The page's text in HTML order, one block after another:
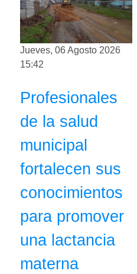
Jueves, 06 Agosto 2026
15:42
Profesionales
de la salud
municipal
fortalecen sus
conocimientos
para promover
una lactancia
materna